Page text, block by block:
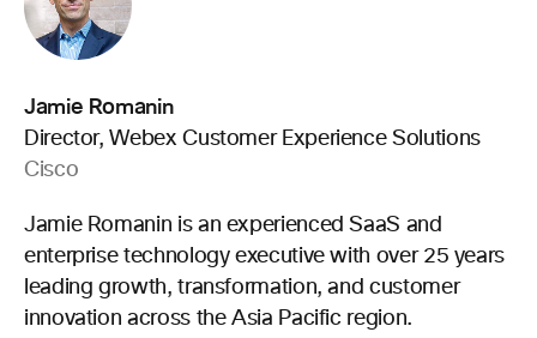
Jamie Romanin
Director, Webex Customer Experience Solutions
Cisco
Jamie Romanin is an experienced SaaS and
enterprise technology executive with over 25 years
leading growth, transformation, and customer
innovation across the Asia Pacific region.